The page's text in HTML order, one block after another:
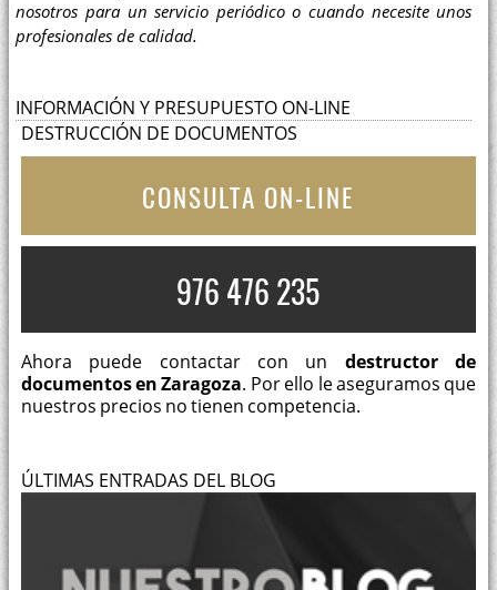
nosotros para un servicio periódico o cuando necesite unos
profesionales de calidad.
INFORMACIÓN Y PRESUPUESTO ON-LINE
DESTRUCCIÓN DE DOCUMENTOS
CONSULTA ON-LINE
976 476 235
Ahora puede contactar con un destructor de
documentos en Zaragoza. Por ello le aseguramos que
nuestros precios no tienen competencia.
ÚLTIMAS ENTRADAS DEL BLOG